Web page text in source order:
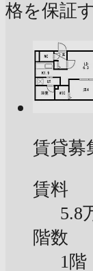
格を保証
賃貸募
賃料
5.8
階数
1階